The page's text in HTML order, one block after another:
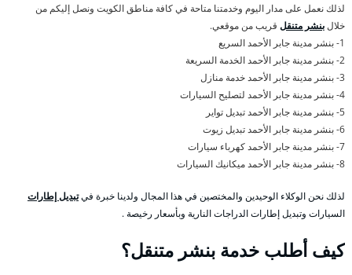
لذلك نعمل على مدار اليوم وخدمتنا متاحة في كافة مناطق الكويت ونصل إليكم من
خلالبنشر متنقل قريب من موقعي.
1- بنشر مدينة جابر الأحمد السريع
2- بنشر مدينة جابر الأحمد الخدمة السريعة
3- بنشر مدينة جابر الأحمد خدمة منازل
4- بنشر مدينة جابر الأحمد لتصليح السيارات
5- بنشر مدينة جابر الأحمد تبديل تواير
6- بنشر مدينة جابر الأحمد تبديل زيوت
7- بنشر مدينة جابر الأحمد كهرباء سيارات
8- بنشر مدينة جابر الأحمد ميكانيك السيارات
لذلك نحن الوكلاء الوحيدين والمختصين في هذا المجال ولدينا خبرة فيتبديل إطارات
السيارات وتبديل إطارات الدراجات النارية وبأسعار رخيصة .
كيف أطلب خدمة بنشر متنقل؟